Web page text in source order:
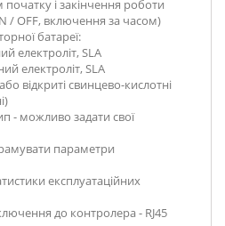
і закінчення роботи
/ OFF, включення за часом)
батареї:
електроліт, SLA
електроліт, SLA
відкриті свинцево-кислотні
- можливо задати свої
параметри
експлуатаційних
до контролера - RJ45